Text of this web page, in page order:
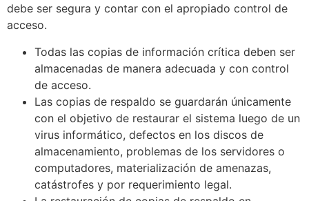
debe ser segura y contar con el apropiado control de
acceso.
Todas las copias de información crítica deben ser
almacenadas de manera adecuada y con control
de acceso.
Las copias de respaldo se guardarán únicamente
con el objetivo de restaurar el sistema luego de un
virus informático, defectos en los discos de
almacenamiento, problemas de los servidores o
computadores, materialización de amenazas,
catástrofes y por requerimiento legal.